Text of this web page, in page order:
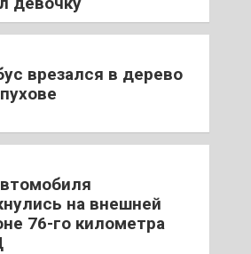
врезался в дерево
на внешней
76-го километра